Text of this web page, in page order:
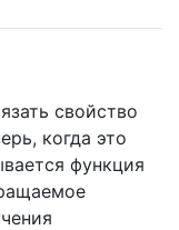
свойство
когда это
функция